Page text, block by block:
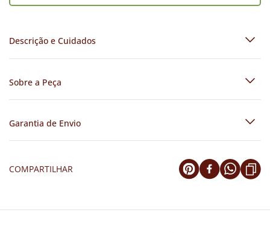
Descrição e Cuidados
Sobre a Peça
Garantia de Envio
COMPARTILHAR